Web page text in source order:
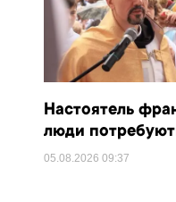
Настоятель
люди
05.08.202609:37